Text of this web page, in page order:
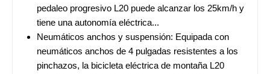
pedaleo progresivo L20 puede alcanzar los 25km/h y
tiene una autonomía eléctrica...
Neumáticos anchos y suspensión: Equipada con
neumáticos anchos de 4 pulgadas resistentes a los
pinchazos, la bicicleta eléctrica de montaña L20